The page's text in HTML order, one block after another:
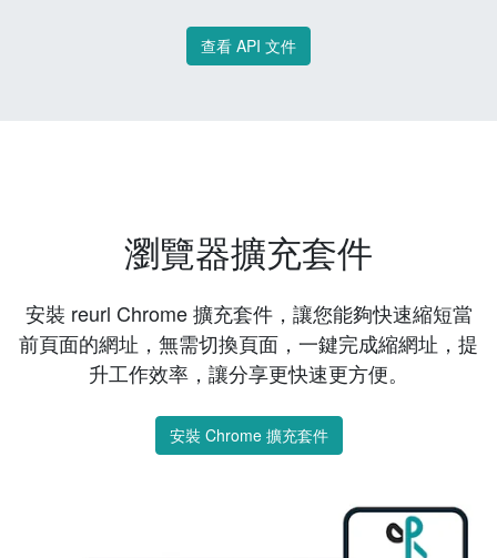
查看 API 文件
瀏覽器擴充套件
安裝 reurl Chrome 擴充套件，讓您能夠快速縮短當
前頁面的網址，無需切換頁面，一鍵完成縮網址，提
升工作效率，讓分享更快速更方便。
安裝 Chrome 擴充套件